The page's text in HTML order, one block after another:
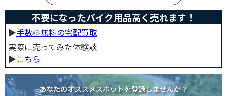
不要になったバイク用品高く売れます！
▶︎手数料無料の宅配買取
実際に売ってみた体験談
▶︎こちら
あなたのオススメスポットを登録しませんか？